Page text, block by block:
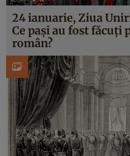
24 ianuarie, Ziua
Ce pași au fost
român?